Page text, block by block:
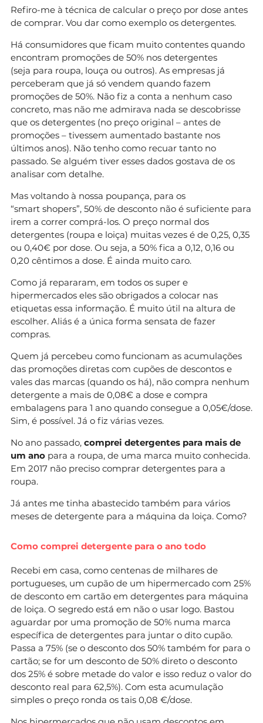
Refiro-me à técnica de calcular o preço por dose antes
de comprar. Vou dar como exemplo os detergentes.
Há consumidores que ficam muito contentes quando
encontram promoções de 50% nos detergentes
(seja para roupa, louça ou outros). As empresas já
perceberam que já só vendem quando fazem
promoções de 50%. Não fiz a conta a nenhum caso
concreto, mas não me admirava nada se descobrisse
que os detergentes (no preço original – antes de
promoções – tivessem aumentado bastante nos
últimos anos). Não tenho como recuar tanto no
passado. Se alguém tiver esses dados gostava de os
analisar com detalhe.
Mas voltando à nossa poupança, para os
“smart shopers”, 50% de desconto não é suficiente para
irem a correr comprá-los. O preço normal dos
detergentes (roupa e loiça) muitas vezes é de 0,25, 0,35
ou 0,40€ por dose. Ou seja, a 50% fica a 0,12, 0,16 ou
0,20 cêntimos a dose. É ainda muito caro.
Como já repararam, em todos os super e
hipermercados eles são obrigados a colocar nas
etiquetas essa informação. É muito útil na altura de
escolher. Aliás é a única forma sensata de fazer
compras.
Quem já percebeu como funcionam as acumulações
das promoções diretas com cupões de descontos e
vales das marcas (quando os há), não compra nenhum
detergente a mais de 0,08€ a dose e compra
embalagens para 1 ano quando consegue a 0,05€/dose.
Sim, é possível. Já o fiz várias vezes.
No ano passado, comprei detergentes para mais de
um ano para a roupa, de uma marca muito conhecida.
Em 2017 não preciso comprar detergentes para a
roupa.
Já antes me tinha abastecido também para vários
meses de detergente para a máquina da loiça. Como?
Como comprei detergente para o ano todo
Recebi em casa, como centenas de milhares de
portugueses, um cupão de um hipermercado com 25%
de desconto em cartão em detergentes para máquina
de loiça. O segredo está em não o usar logo. Bastou
aguardar por uma promoção de 50% numa marca
específica de detergentes para juntar o dito cupão.
Passa a 75% (se o desconto dos 50% também for para o
cartão; se for um desconto de 50% direto o desconto
dos 25% é sobre metade do valor e isso reduz o valor do
desconto real para 62,5%). Com esta acumulação
simples o preço ronda os tais 0,08 €/dose.